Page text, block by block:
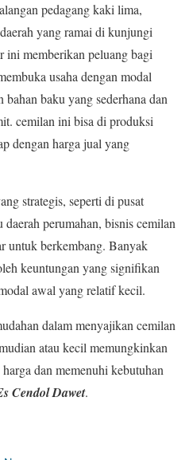
pedagang kaki lima,
yang ramai di kunjungi
ini memberikan peluang bagi
usaha dengan modal
baku yang sederhana dan
cemilan ini bisa di produksi
dengan harga jual yang
strategis, seperti di pusat
perumahan, bisnis cemilan
untuk berkembang. Banyak
keuntungan yang signifikan
awal yang relatif kecil.
dalam menyajikan cemilan
atau kecil memungkinkan
dan memenuhi kebutuhan
Cendol Dawet.